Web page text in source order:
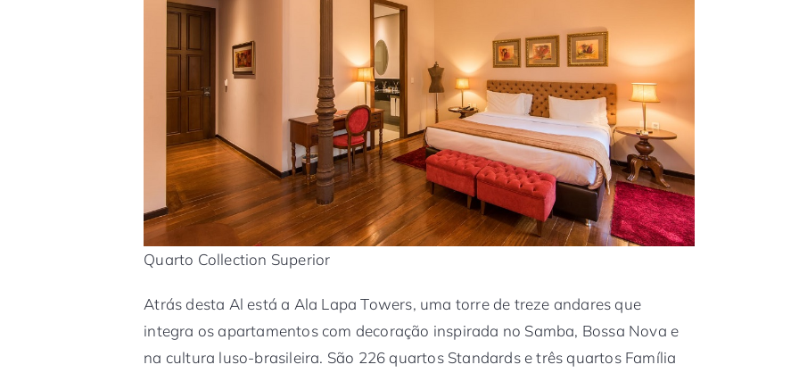
Quarto Collection Superior
Atrás desta Al está a Ala Lapa Towers, uma torre de treze andares que
integra os apartamentos com decoração inspirada no Samba, Bossa Nova e
na cultura luso-brasileira. São 226 quartos Standards e três quartos Família